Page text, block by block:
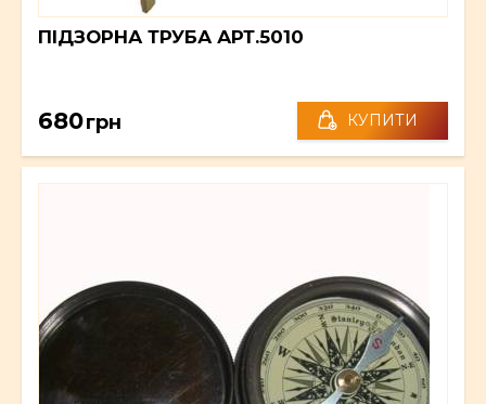
ПІДЗОРНА ТРУБА АРТ.5010
680грн КУПИТИ